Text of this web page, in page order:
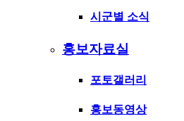
시군별 소식
홍보자료실
포토갤러리
홍보동영상